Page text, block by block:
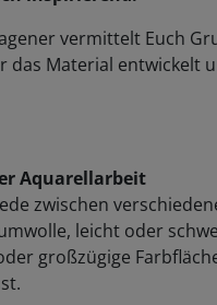
vermittelt Euch
das Material entwickelt
Aquarellarbeit
zwischen
leicht oder
großzügige